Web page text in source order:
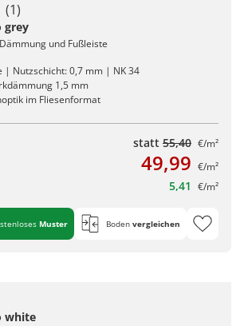
(1)
grey
und Fußleiste
| Nutzschicht: 0,7 mm | NK 34
1,5 mm
im Fliesenformat
statt 55,40 €/m²
49,99 €/m²
5,41 €/m²
Muster Boden vergleichen
white